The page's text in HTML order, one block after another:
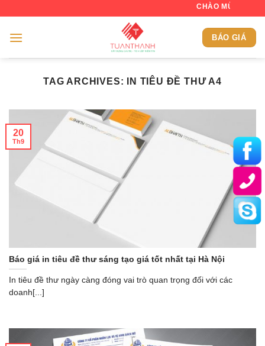
content
CHÀO MỪNG QUÝ
BÁO GIÁ
TAG ARCHIVES: IN TIÊU ĐỀ THƯ A4
Báo giá in tiêu đề thư sáng tạo giá tốt nhất tại Hà Nội
In tiêu đề thư ngày càng đóng vai trò quan trọng đối với các
doanh[...]
20
Th9